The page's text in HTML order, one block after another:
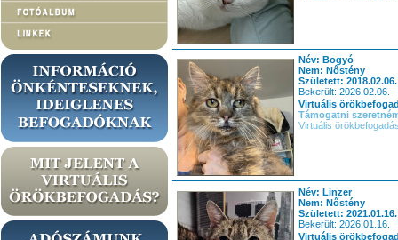
Név: Bogyó
Nem: Nőstény
Született: 2018.02.06.
Bekerült: 2026.02.06.
Virtuális
Támogatni
Virtuális
Név: Linzer
Nem: Nőstény
Született: 2021.01.16.
Bekerült: 2026.01.16.
Virtuális